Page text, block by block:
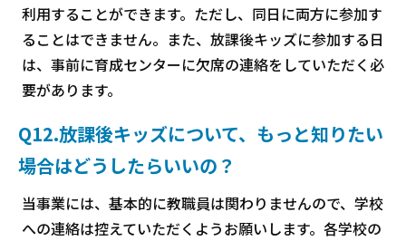
利用することができます。ただし、同日に両方に参加す
ることはできません。また、放課後キッズに参加する日
は、事前に育成センターに欠席の連絡をしていただく必
要があります。
Q12.放課後キッズについて、もっと知りたい
場合はどうしたらいいの？
当事業には、基本的に教職員は関わりませんので、学校
への連絡は控えていただくようお願いします。各学校の